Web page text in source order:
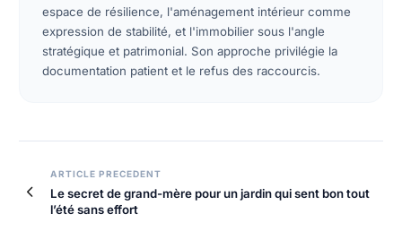
espace de résilience, l'aménagement intérieur comme
expression de stabilité, et l'immobilier sous l'angle
stratégique et patrimonial. Son approche privilégie la
documentation patient et le refus des raccourcis.
ARTICLE PRECEDENT
Le secret de grand-mère pour un jardin qui sent bon tout
l’été sans effort